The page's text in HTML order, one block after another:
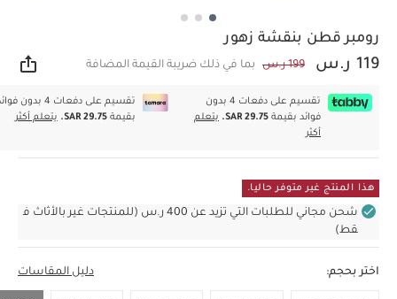
رومبر قطن بنقشة زهور
119 ر.س 199 ر.س بما في ذلك ضريبة القيمة المضافة
تقسيم على دفعات 4 بدون
فوائد بقيمة SAR 29.75.
يتعلم
أكثر
تقسيم على دفعات 4 بدون
بقيمةSAR 29.75. يتعلم أكثر
هذا المنتج غير متوفر حاليا.
شحن مجاني للطلبات التي تزيد عن 400 ر.س (للمنتجات غير بالأثاث ف
قط)
اختر بحجم: دليل المقاسات